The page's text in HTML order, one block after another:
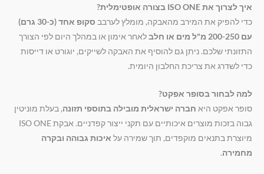
איך לצרוך את ISO ONE בצורה אופטימלית?
כדי להפיק את המירב מהאבקה, מומלץ לערבב
סקופ אחד (כ-30 גרם)
עם 200-250 מ"ל מים או חלב
לאחר אימון או במהלך היום לפי הצורך
התזונתי שלכם. ניתן גם להוסיף את האבקה לשייקים, יוגורט או דייסות
כדי לשדרג את צריכת החלבון היומית.
למה לבחור בסופר אפקט?
סופר אפקט היא חברה ישראלית מובילה בתוספי תזונה, בעלת מוניטין
גבוה בזכות מוצרים איכותיים עם תקני ייצור קפדניים. אבקת ISO ONE
מיוצרת בתנאים מוקפדים, תוך שמירה על איכות גבוהה ובקרה
מחמירה.